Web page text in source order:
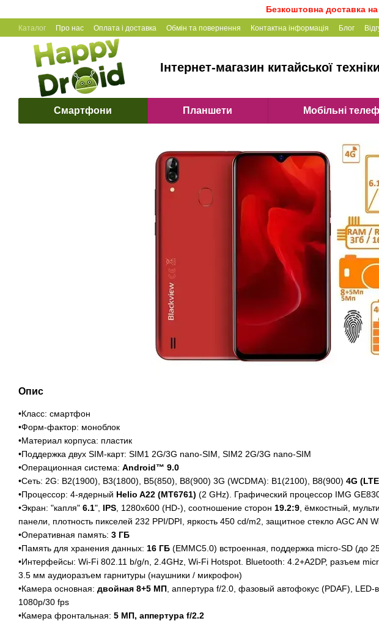
Безкоштовна доставка
Каталог Про нас Оплата і доставка Обмін та повернення Контактна інформація Блог
Інтернет-магазин китайської техніки
Смартфони Планшети Мобільні
Опис
•Класс: смартфон
•Форм-фактор: моноблок
•Материал корпуса: пластик
•Поддержка двух SIM-карт: SIM1 2G/3G nano-SIM, SIM2 2G/3G nano-SIM
•Операционная система: Android™ 9.0
•Сеть: 2G: B2(1900), B3(1800), B5(850), B8(900) 3G (WCDMA): B1(2100), B8(900) 4G
•Процессор: 4-ядерный Helio A22 (MT6761) (2 GHz). Графический процессор IMG
•Экран: "капля" 6.1", IPS , 1280х600 (HD-), соотношение сторон 19.2:9 , ёмкостный,
панели, плотность пикселей 232 PPI/DPI, яркость 450 cd/m2, защитное стекло AGC AN
•Оперативная память: 3 ГБ
•Память для хранения данных: 16 ГБ (EMMC5.0) встроенная, поддержка micro-SD (до
•Интерфейсы: Wi-Fi 802.11 b/g/n, 2.4GHz, Wi-Fi Hotspot. Bluetooth: 4.2+A2DP, разъем
3.5 мм аудиоразъем гарнитуры (наушники / микрофон)
•Камера основная: двойная 8+5 MП , аппертура f/2.0, фазовый автофокус (PDAF),
1080p/30 fps
•Камера фронтальная: 5 MП, аппертура f/2.2